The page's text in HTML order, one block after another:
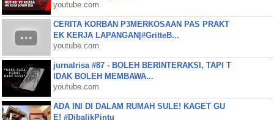
youtube.com
CERITA KORBAN P3MERKOSAAN PAS PRAKT
EK KERJA LAPANGAN|#GritteB...
youtube.com
jurnalrisa #87 - BOLEH BERINTERAKSI, TAPI T
IDAK BOLEH MEMBAWA...
youtube.com
ADA INI DI DALAM RUMAH SULE! KAGET GU
E! #DibalikPintu